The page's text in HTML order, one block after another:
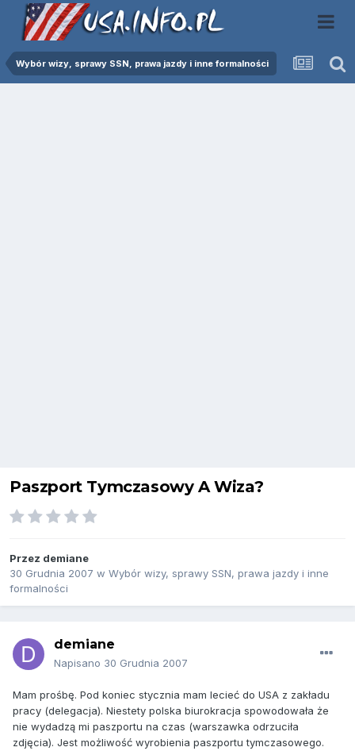
Wybór wizy, sprawy SSN, prawa jazdy i inne formalności
Paszport Tymczasowy A Wiza?
Przez demiane
30 Grudnia 2007 w Wybór wizy, sprawy SSN, prawa jazdy i inne
formalności
demiane
Napisano 30 Grudnia 2007
Mam prośbę. Pod koniec stycznia mam lecieć do USA z zakładu
pracy (delegacja). Niestety polska biurokracja spowodowała że
nie wydadzą mi paszportu na czas (warszawka odrzuciła
zdjęcia). Jest możliwość wyrobienia paszportu tymczasowego.